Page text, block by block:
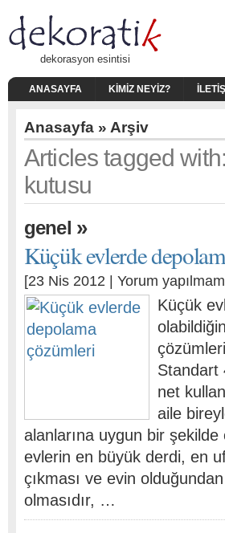
dekorasyon esintisi
ANASAYFA KIMIZ NEYIZ?
Anasayfa » Arşiv
Articles tagged
kutusu
genel »
Küçük evlerde
[23 Nis 2012 | Yorum
Küçük
Standart
net
aile
alanlarına uygun bir
evlerin en büyük derdi, en
çıkması ve evin
olmasıdır, …